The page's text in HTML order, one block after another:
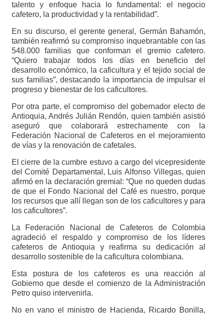
talento y enfoque hacia lo fundamental: el negocio
cafetero, la productividad y la rentabilidad”.
En su discurso, el gerente general, Germán Bahamón,
también reafirmó su compromiso inquebrantable con las
548.000 familias que conforman el gremio cafetero.
“Quiero trabajar todos los días en beneficio del
desarrollo económico, la caficultura y el tejido social de
sus familias”, destacando la importancia de impulsar el
progreso y bienestar de los caficultores.
Por otra parte, el compromiso del gobernador electo de
Antioquia, Andrés Julián Rendón, quien también asistió
aseguró que colaborará estrechamente con la
Federación Nacional de Cafeteros en el mejoramiento
de vías y la renovación de cafetales.
El cierre de la cumbre estuvo a cargo del vicepresidente
del Comité Departamental, Luis Alfonso Villegas, quien
afirmó en la declaración gremial: “Que no queden dudas
de que el Fondo Nacional del Café es nuestro, porque
los recursos que allí llegan son de los caficultores y para
los caficultores”.
La Federación Nacional de Cafeteros de Colombia
agradeció el respaldo y compromiso de los líderes
cafeteros de Antioquia y reafirma su dedicación al
desarrollo sostenible de la caficultura colombiana.
Esta postura de los cafeteros es una reacción al
Gobierno que desde el comienzo de la Administración
Petro quiso intervenirla.
No en vano el ministro de Hacienda, Ricardo Bonilla,